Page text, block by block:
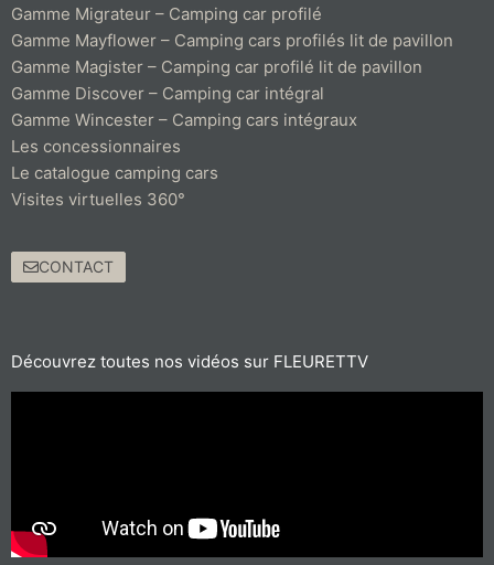
Gamme Migrateur – Camping car profilé
Gamme Mayflower – Camping cars profilés lit de pavillon
Gamme Magister – Camping car profilé lit de pavillon
Gamme Discover – Camping car intégral
Gamme Wincester – Camping cars intégraux
Les concessionnaires
Le catalogue camping cars
Visites virtuelles 360°
CONTACT
Découvrez toutes nos vidéos sur FLEURETTV